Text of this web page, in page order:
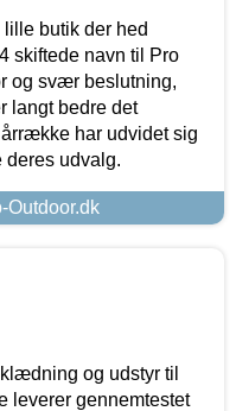
lille butik der hed
skiftede navn til Pro
og svær beslutning,
langt bedre det
har udvidet sig
deres udvalg.
Outdoor.dk
og udstyr til
leverer gennemtestet